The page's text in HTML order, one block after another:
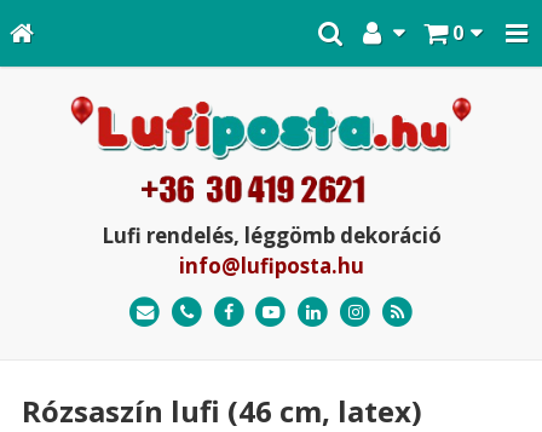
0
Lufi rendelés, léggömb dekoráció
info@lufiposta.hu
Rózsaszín lufi (46 cm, latex)